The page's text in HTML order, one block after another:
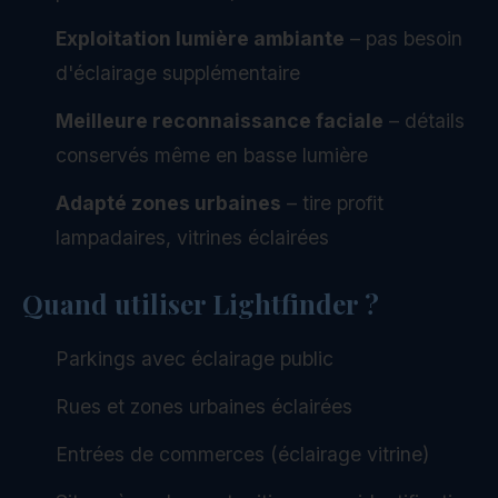
Exploitation lumière ambiante – pas besoin
d'éclairage supplémentaire
Meilleure reconnaissance faciale – détails
conservés même en basse lumière
Adapté zones urbaines – tire profit
lampadaires, vitrines éclairées
Quand utiliser Lightfinder ?
Parkings avec éclairage public
Rues et zones urbaines éclairées
Entrées de commerces (éclairage vitrine)